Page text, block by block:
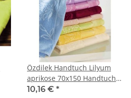
Özdilek Handtuch Lilyum
aprikose 70x150 Handtuch /
Handtücher
10,16 € *